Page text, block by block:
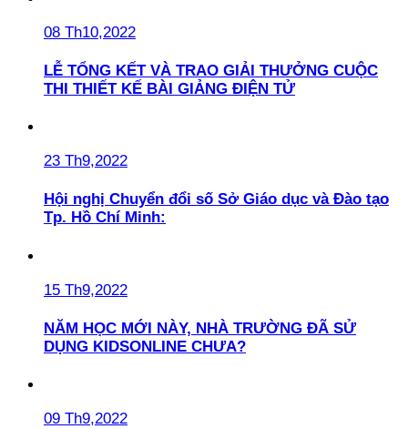
08 Th10,2022
LỄ TỔNG KẾT VÀ TRAO GIẢI THƯỞNG CUỘC
THI THIẾT KẾ BÀI GIẢNG ĐIỆN TỬ
23 Th9,2022
Hội nghị Chuyển đổi số Sở Giáo dục và Đào tạo
Tp. Hồ Chí Minh:
15 Th9,2022
NĂM HỌC MỚI NÀY, NHÀ TRƯỜNG ĐÃ SỬ
DỤNG KIDSONLINE CHƯA?
09 Th9,2022